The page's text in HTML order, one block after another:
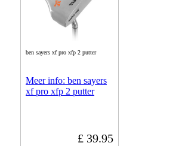
ben sayers xf pro xfp 2 putter
Meer info: ben sayers
xf pro xfp 2 putter
£ 39.95